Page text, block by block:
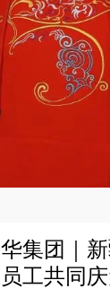
集团｜
工共同